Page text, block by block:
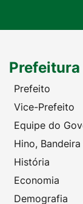
Prefeitura
Prefeito
Vice-Prefeito
Equipe do
Hino,
História
Economia
Demografia